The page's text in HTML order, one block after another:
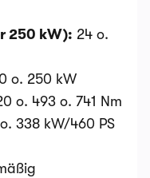
250 kW): 24 o.
o. 250 kW
o. 493 o. 741 Nm
338 kW/460 PS